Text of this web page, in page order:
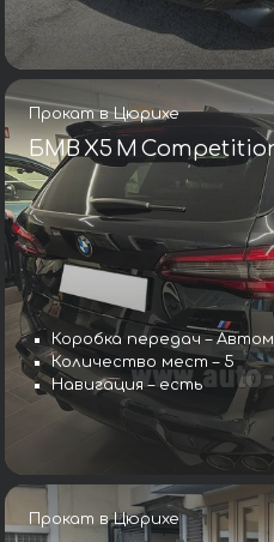
Прокат в Цюрихе
БМВ X5 M Competition
Коробка передач –
Количество мест – 5
Навигация – есть
Прокат в Цюрихе